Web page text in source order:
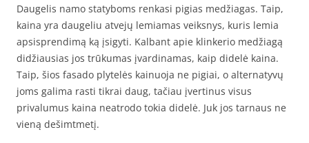
Daugelis namo statyboms renkasi pigias medžiagas. Taip,
kaina yra daugeliu atvejų lemiamas veiksnys, kuris lemia
apsisprendimą ką įsigyti. Kalbant apie klinkerio medžiagą
didžiausias jos trūkumas įvardinamas, kaip didelė kaina.
Taip, šios fasado plytelės kainuoja ne pigiai, o alternatyvų
joms galima rasti tikrai daug, tačiau įvertinus visus
privalumus kaina neatrodo tokia didelė. Juk jos tarnaus ne
vieną dešimtmetį.